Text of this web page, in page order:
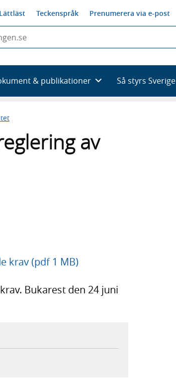
Lättläst Teckenspråk Prenumerera via e-post
& publikationer Så styrs Sverige
av
krav (pdf 1 MB)
Bukarest den 24 juni